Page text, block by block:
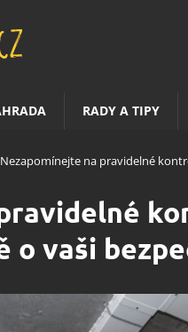
RADY A TIPY
Nezapomínejte na pravidelné
o vaši